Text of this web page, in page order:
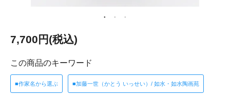
7,700円(税込)
この商品のキーワード
■作家名から選ぶ ■加藤一世（かとう いっせい）/ 如水・如水陶画苑